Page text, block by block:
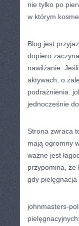
nie tylko po
w którym
Blog jest
dopiero
nawilżanie.
aktywach, o
podrażnienia.
jednocześnie
Strona zwraca
mają ogromny
ważne jest
przypomina, że
gdy
johnmasters-